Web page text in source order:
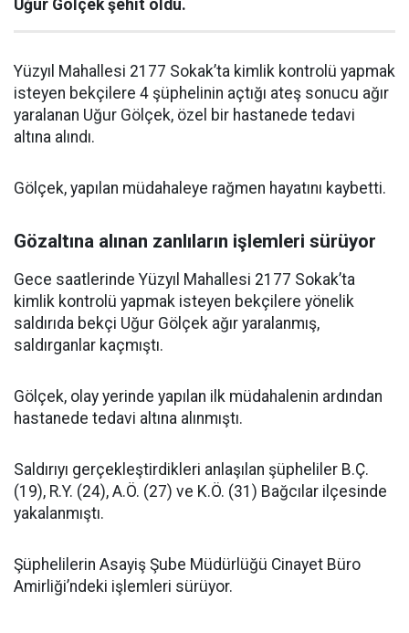
Uğur Gölçek şehit oldu.
Yüzyıl Mahallesi 2177 Sokak’ta kimlik kontrolü yapmak
isteyen bekçilere 4 şüphelinin açtığı ateş sonucu ağır
yaralanan Uğur Gölçek, özel bir hastanede tedavi
altına alındı.
Gölçek, yapılan müdahaleye rağmen hayatını kaybetti.
Gözaltına alınan zanlıların işlemleri sürüyor
Gece saatlerinde Yüzyıl Mahallesi 2177 Sokak’ta
kimlik kontrolü yapmak isteyen bekçilere yönelik
saldırıda bekçi Uğur Gölçek ağır yaralanmış,
saldırganlar kaçmıştı.
Gölçek, olay yerinde yapılan ilk müdahalenin ardından
hastanede tedavi altına alınmıştı.
Saldırıyı gerçekleştirdikleri anlaşılan şüpheliler B.Ç.
(19), R.Y. (24), A.Ö. (27) ve K.Ö. (31) Bağcılar ilçesinde
yakalanmıştı.
Şüphelilerin Asayiş Şube Müdürlüğü Cinayet Büro
Amirliği’ndeki işlemleri sürüyor.